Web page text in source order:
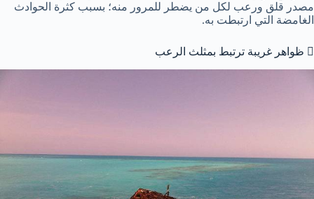
مصدر قلق ورعب لكل من يضطر للمرور منه؛ بسبب كثرة الحوادث
الغامضة التي ارتبطت به.
 ظواهر غريبة ترتبط بمثلث الرعب